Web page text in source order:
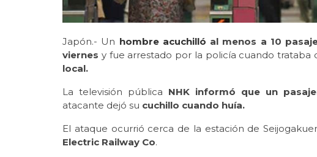
Japón.- Un hombre acuchilló al menos a 10
viernes y fue arrestado por la policía cuando trataba
local.
La televisión pública NHK informó que un
atacante dejó su cuchillo cuando huía.
El ataque ocurrió cerca de la estación de
Electric Railway Co.